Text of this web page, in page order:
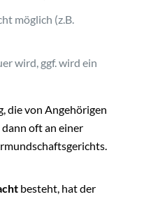
möglich (z.B.
wird, ggf. wird ein
die von Angehörigen
oft an einer
besteht, hat der